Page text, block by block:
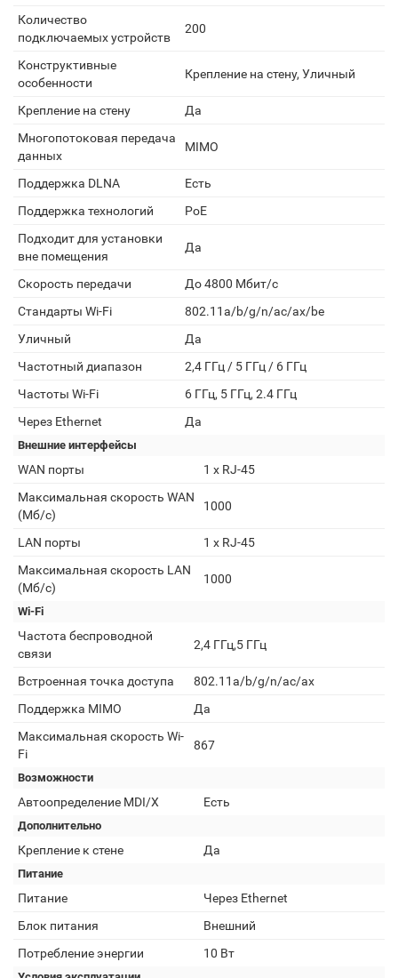
Количество
подключаемых устройств
200
Конструктивные
особенности
Крепление на стену, Уличный
Крепление на стену
Да
Многопотоковая передача
данных
MIMO
Поддержка DLNA
Есть
Поддержка технологий
PoE
Подходит для установки
вне помещения
Да
Скорость передачи
До 4800 Мбит/с
Стандарты Wi-Fi
802.11a/b/g/n/ac/ax/be
Уличный
Да
Частотный диапазон
2,4 ГГц / 5 ГГц / 6 ГГц
Частоты Wi-Fi
6 ГГц, 5 ГГц, 2.4 ГГц
Через Ethernet
Да
Внешние интерфейсы
WAN порты
1 х RJ-45
Максимальная скорость WAN
(Мб/с)
1000
LAN порты
1 х RJ-45
Максимальная скорость LAN
(Мб/с)
1000
Wi-Fi
Частота беспроводной
связи
2,4 ГГц,5 ГГц
Встроенная точка доступа
802.11a/b/g/n/ac/ax
Поддержка MIMO
Да
Максимальная скорость Wi-
Fi
867
Возможности
Автоопределение MDI/X Есть
Дополнительно
Крепление к стене Да
Питание
Питание
Через Ethernet
Блок питания
Внешний
Потребление энергии
10 Вт